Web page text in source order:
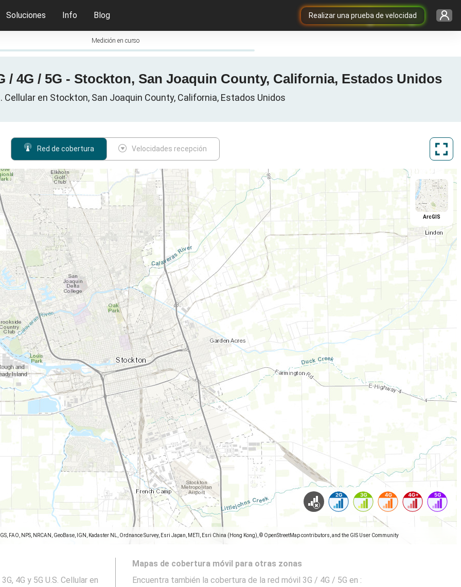
Realizar una prueba de velocidad
Soluciones Info Blog
Medición en curso
/ 4G / 5G - Stockton, San Joaquin County, California, Estados Unidos
Cellular en Stockton, San Joaquin County, California, Estados Unidos
Red de cobertura Velocidades recepción
FAO, NPS, NRCAN, GeoBase, IGN, Kadaster NL, Ordnance Survey, Esri Japan, METI, Esri China (Hong Kong), © OpenStreetMap contributors, and the GIS User Community
ArcGIS
4G y 5G U.S. Cellular en
Mapas de cobertura móvil para otras zonas
Encuentra también la cobertura de la red móvil 3G / 4G / 5G en :